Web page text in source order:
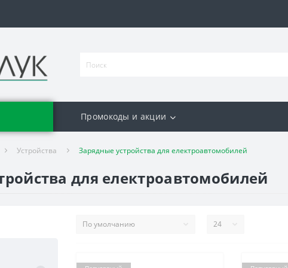
Промокоды и акции
Устройства Зарядные устройства для електроавтомобилей
для електроавтомобилей